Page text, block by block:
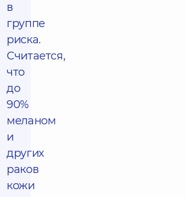
в
группе
риска.
Считается,
что
до
90%
меланом
и
других
раков
кожи